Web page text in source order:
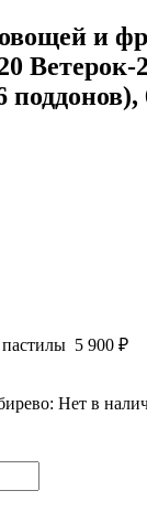
и
Ветерок-
поддонов),
пастилы 5 900 ₽
Нет в